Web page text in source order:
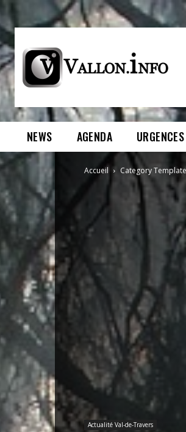
NEWS AGENDA URGENCES
Accueil Category
Actualité Val-de-Travers